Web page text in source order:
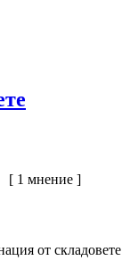
[ 1 мнение ]
от складовете